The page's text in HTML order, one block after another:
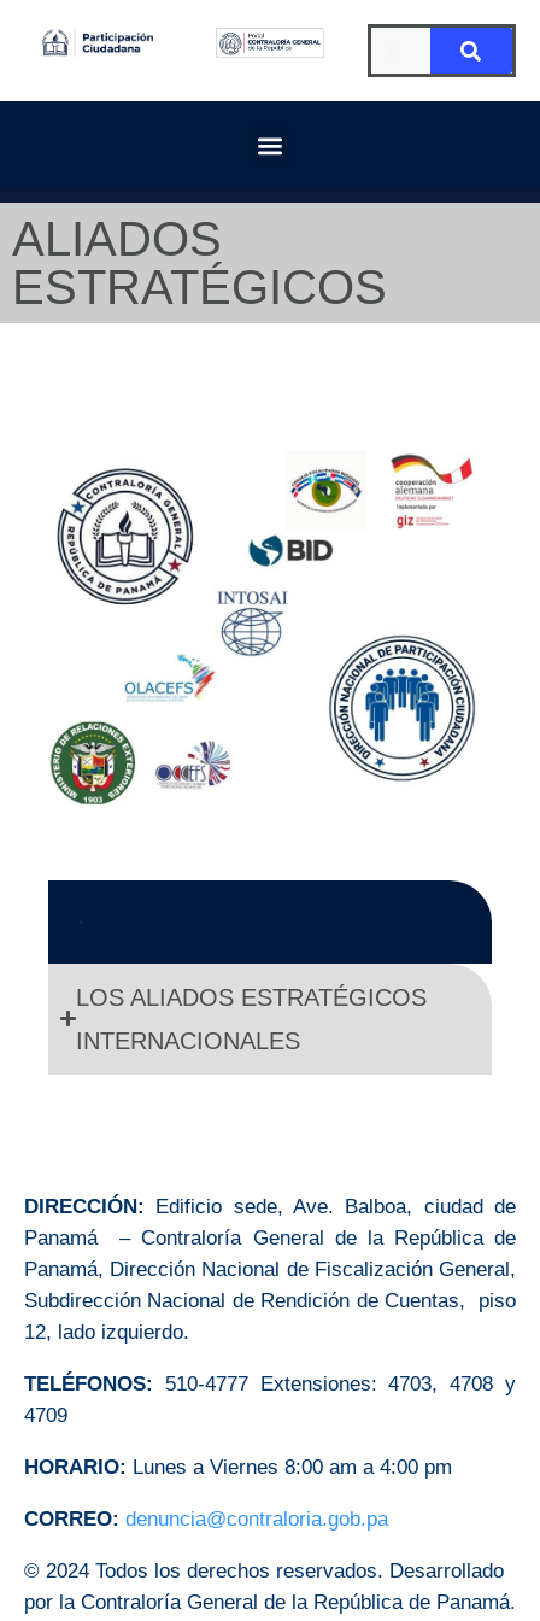
ALIADOS
ESTRATÉGICOS
.
LOS ALIADOS ESTRATÉGICOS
INTERNACIONALES
DIRECCIÓN:
Edificio sede, Ave. Balboa, ciudad de
Panamá – Contraloría General de la República de
Panamá, Dirección Nacional de Fiscalización General,
Subdirección Nacional de Rendición de Cuentas, piso
12, lado izquierdo.
TELÉFONOS: 510-4777 Extensiones: 4703, 4708 y
4709
HORARIO: Lunes a Viernes 8:00 am a 4:00 pm
CORREO: denuncia@contraloria.gob.pa
© 2024 Todos los derechos reservados. Desarrollado
por la Contraloría General de la República de Panamá.